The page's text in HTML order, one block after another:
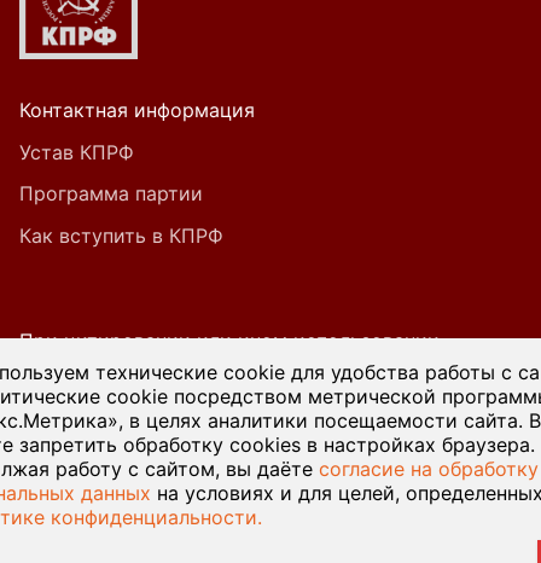
Контактная информация
Устав КПРФ
Программа партии
Как вступить в КПРФ
При цитировании или ином использовании
материалов, опубликованных на страницах
сайта kprf45.ru, ссылка на источник обязательна.
технические cookie для удобства работы с
cookie посредством метрической
в целях аналитики посещаемости сайта.
запретить обработку cookies в настройках браузера.
работу с сайтом, вы даётесогласие на обработку
данных на условиях и для целей,
конфиденциальности.